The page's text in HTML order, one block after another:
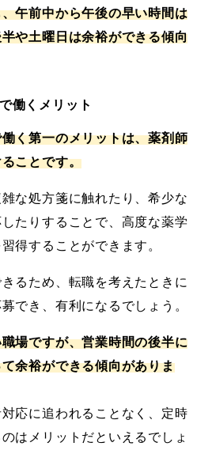
午前中から午後の早い時間は
や土曜日は余裕ができる傾向
働くメリット
く第一のメリットは、薬剤師
ことです。
な処方箋に触れたり、希少な
たりすることで、高度な薬学
得することができます。
るため、転職を考えたときに
でき、有利になるでしょう。
場ですが、営業時間の後半に
余裕ができる傾向がありま
応に追われることなく、定時
はメリットだといえるでしょ